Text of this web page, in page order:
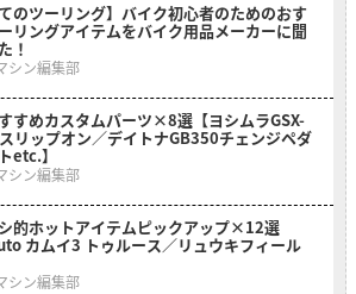
てのツーリング】バイク初心者のためのおす
リングアイテムをバイク用品メーカーに聞
！
シン編集部
すめカスタムパーツ×8選【ヨシムラGSX-
リップオン／デイトナGB350チェンジペダ
etc.】
シン編集部
的ホットアイテムピックアップ×12選
カムイ3 トゥルース／リュウキフィール
シン編集部